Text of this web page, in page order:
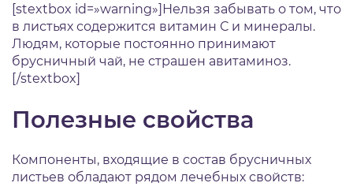
[stextbox id=»warning»]Нельзя забывать о том, что
в листьях содержится витамин С и минералы.
Людям, которые постоянно принимают
брусничный чай, не страшен авитаминоз.
[/stextbox]
Полезные свойства
Компоненты, входящие в состав брусничных
листьев обладают рядом лечебных свойств: